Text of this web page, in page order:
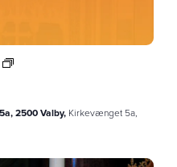
Stillelæsning
2500 Valby, Kirkevænget 5a,